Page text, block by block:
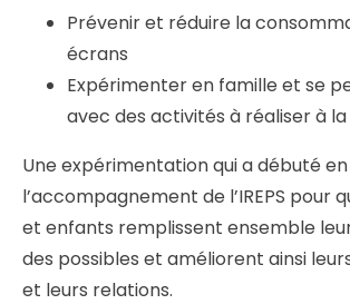
Prévenir et réduire la
écrans
Expérimenter en famille et se
avec des activités à réaliser à
Une expérimentation qui a débuté
l’accompagnement de l’IREPS pour
et enfants remplissent ensemble
des possibles et améliorent ainsi
et leurs relations.